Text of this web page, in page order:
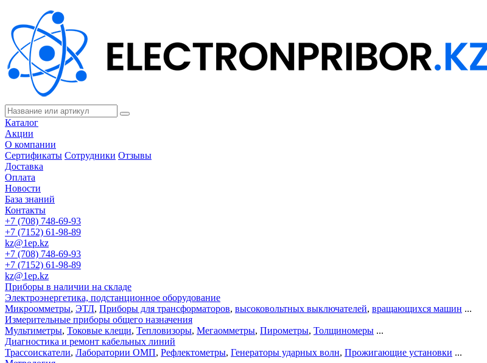
Каталог
Акции
О компании
Сертификаты Сотрудники Отзывы
Доставка
Оплата
Новости
База знаний
Контакты
+7 (708) 748-69-93
+7 (7152) 61-98-89
kz@1ep.kz
+7 (708) 748-69-93
+7 (7152) 61-98-89
kz@1ep.kz
Приборы в наличии на складе
Электроэнергетика, подстанционное оборудование
Микроомметры, ЭТЛ, Приборы для трансформаторов, высоковольтных выключателей, вращающихся машин ...
Измерительные приборы общего назначения
Мультиметры, Токовые клещи, Тепловизоры, Мегаомметры, Пирометры, Толщиномеры ...
Диагностика и ремонт кабельных линий
Трассоискатели, Лаборатории ОМП, Рефлектометры, Генераторы ударных волн, Прожигающие установки ...